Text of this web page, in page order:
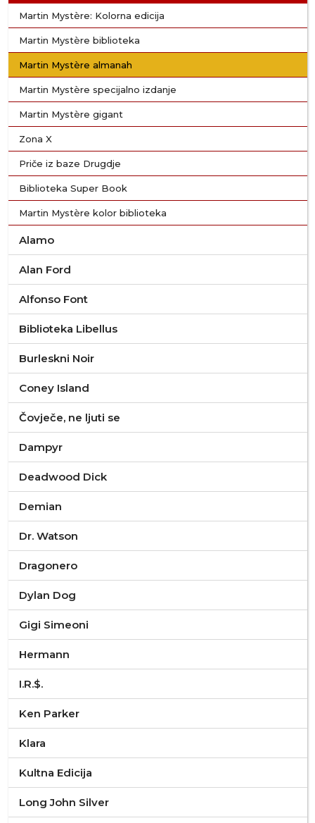
Martin Mystère: Kolorna edicija
Martin Mystère biblioteka
Martin Mystère almanah
Martin Mystère specijalno izdanje
Martin Mystère gigant
Zona X
Priče iz baze Drugdje
Biblioteka Super Book
Martin Mystère kolor biblioteka
Alamo
Alan Ford
Alfonso Font
Biblioteka Libellus
Burleskni Noir
Coney Island
Čovječe, ne ljuti se
Dampyr
Deadwood Dick
Demian
Dr. Watson
Dragonero
Dylan Dog
Gigi Simeoni
Hermann
I.R.$.
Ken Parker
Klara
Kultna Edicija
Long John Silver